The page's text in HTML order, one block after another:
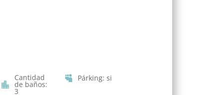
Cantidad
de baños:
3
Párking:si